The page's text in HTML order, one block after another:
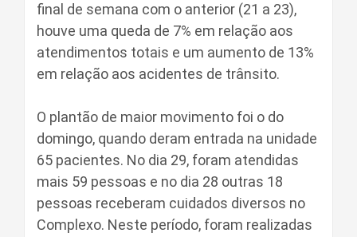
final de semana com o anterior (21 a 23),
houve uma queda de 7% em relação aos
atendimentos totais e um aumento de 13%
em relação aos acidentes de trânsito.
O plantão de maior movimento foi o do
domingo, quando deram entrada na unidade
65 pacientes. No dia 29, foram atendidas
mais 59 pessoas e no dia 28 outras 18
pessoas receberam cuidados diversos no
Complexo. Neste período, foram realizadas